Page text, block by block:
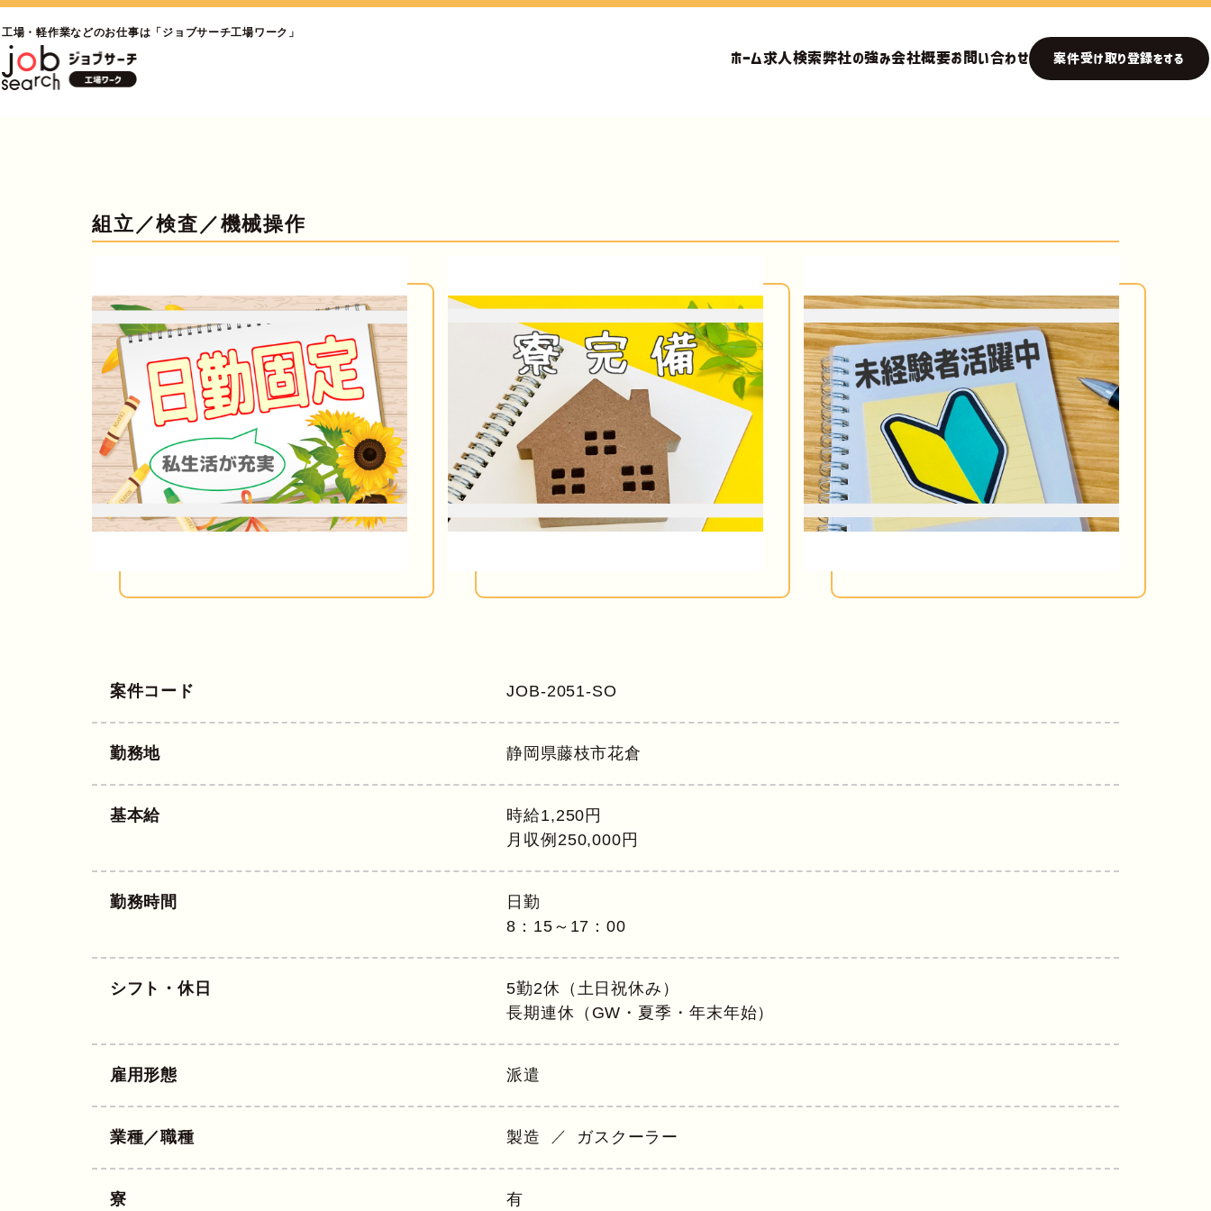
工場・軽作業などのお仕事は「ジョブサーチ工場ワーク」
ホーム求人検索弊社の強み会社概要お問い合わせ 案件受け取り登録をする
組立／検査／機械操作
案件コード JOB-2051-SO
勤務地 静岡県藤枝市花倉
基本給
時給1,250円
月収例250,000円
勤務時間
日勤
8：15～17：00
シフト・休日
5勤2休（土日祝休み）
長期連休（GW・夏季・年末年始）
雇用形態 派遣
業種／職種 製造 ガスクーラー
寮 有